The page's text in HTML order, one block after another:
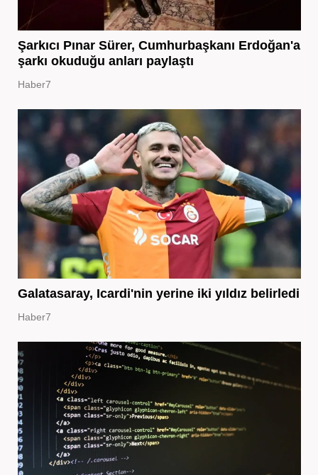
Şarkıcı Pınar Sürer, Cumhurbaşkanı Erdoğan'a
şarkı okuduğu anları paylaştı
Haber7
Galatasaray, Icardi'nin yerine iki yıldız belirledi
Haber7